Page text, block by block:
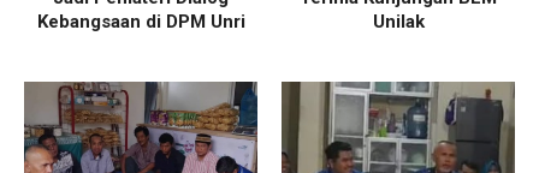
Kebangsaan di DPM Unri
Unilak